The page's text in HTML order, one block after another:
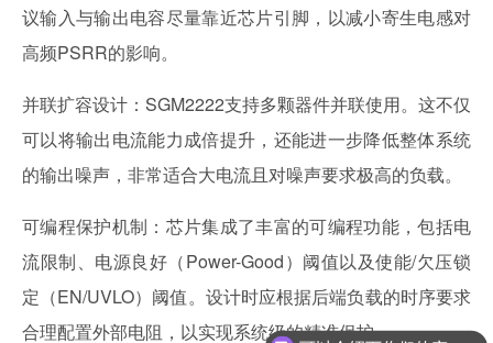
议输入与输出电容尽量靠近芯片引脚，以减小寄生电感对
高频PSRR的影响。
并联扩容设计：SGM2222支持多颗器件并联使用。这不仅
可以将输出电流能力成倍提升，还能进一步降低整体系统
的输出噪声，非常适合大电流且对噪声要求极高的负载。
可编程保护机制：芯片集成了丰富的可编程功能，包括电
流限制、电源良好（Power-Good）阈值以及使能/欠压锁
定（EN/UVLO）阈值。设计时应根据后端负载的时序要求
合理配置外部电阻，以实现系统级的精准保护。